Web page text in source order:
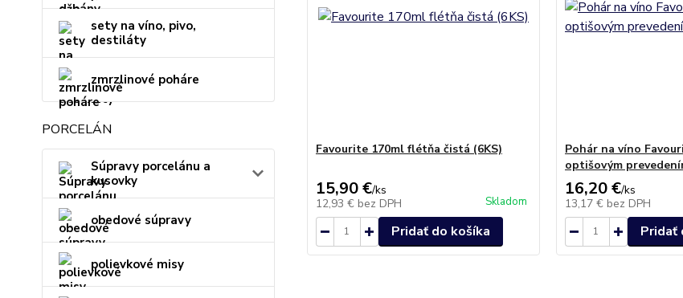
sety na víno, pivo,
destiláty
zmrzlinové poháre
PORCELÁN
Súpravy porcelánu a
kusovky
obedové súpravy
polievkové misy
Favourite 170ml flétňa čistá (6KS)
15,90 €/ks
12,93 € bez DPH Skladom
Pridať do košíka
Pohár na víno
optišovým
16,20 €/ks
13,17 € bez DPH
Pridať